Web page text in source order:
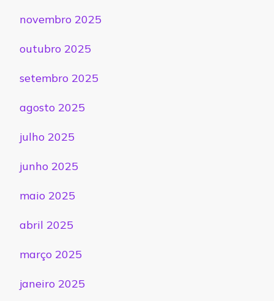
novembro 2025
outubro 2025
setembro 2025
agosto 2025
julho 2025
junho 2025
maio 2025
abril 2025
março 2025
janeiro 2025